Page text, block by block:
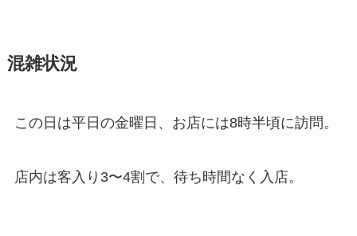
混雑状況
この日は平日の金曜日、お店には8時半頃に訪問。
店内は客入り3〜4割で、待ち時間なく入店。